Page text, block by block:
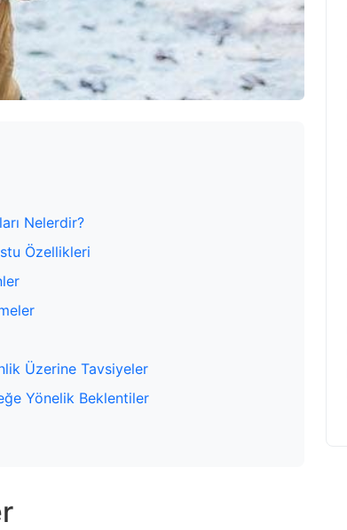
Nelerdir?
Özellikleri
Üzerine Tavsiyeler
Yönelik Beklentiler